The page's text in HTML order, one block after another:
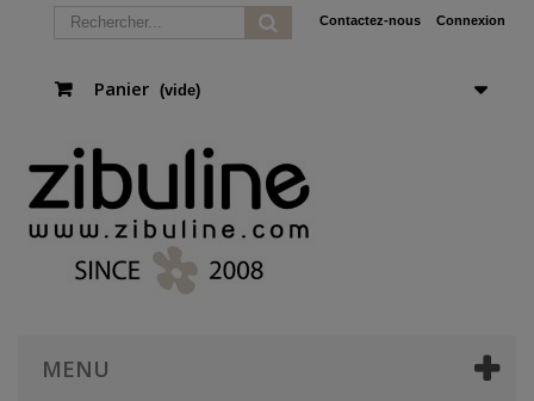
Connexion
Contactez-nous
Panier (vide)
MENU